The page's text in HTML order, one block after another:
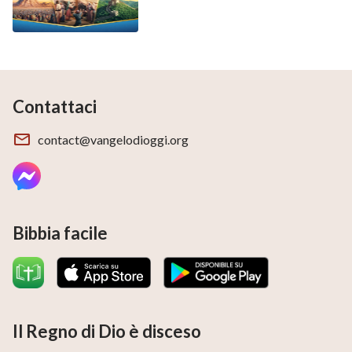
Contattaci
contact@vangelodioggi.org
Bibbia facile
Il Regno di Dio è disceso